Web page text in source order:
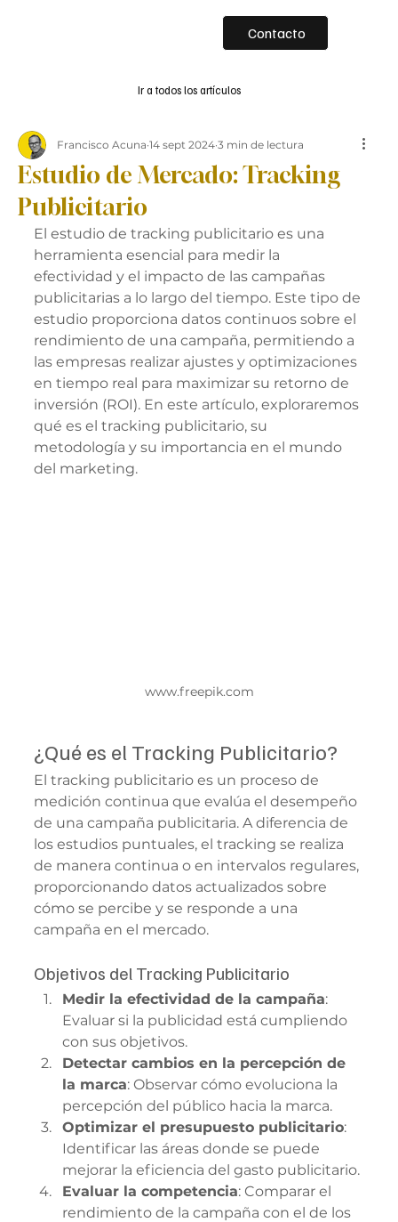
Contacto
Ir a todos los artículos
Estudio de Mercado: Tracking
Publicitario
Francisco Acuna 14 sept 2024 3 min de lectura
El estudio de tracking publicitario es una
herramienta esencial para medir la
efectividad y el impacto de las campañas
publicitarias a lo largo del tiempo. Este tipo de
estudio proporciona datos continuos sobre el
rendimiento de una campaña, permitiendo a
las empresas realizar ajustes y optimizaciones
en tiempo real para maximizar su retorno de
inversión (ROI). En este artículo, exploraremos
qué es el tracking publicitario, su
metodología y su importancia en el mundo
del marketing.
www.freepik.com
¿Qué es el Tracking Publicitario?
El tracking publicitario es un proceso de
medición continua que evalúa el desempeño
de una campaña publicitaria. A diferencia de
los estudios puntuales, el tracking se realiza
de manera continua o en intervalos regulares,
proporcionando datos actualizados sobre
cómo se percibe y se responde a una
campaña en el mercado.
Objetivos del Tracking Publicitario
Medir la efectividad de la campaña:
Evaluar si la publicidad está cumpliendo
con sus objetivos.
Detectar cambios en la percepción de
la marca: Observar cómo evoluciona la
percepción del público hacia la marca.
Optimizar el presupuesto publicitario:
Identificar las áreas donde se puede
mejorar la eficiencia del gasto publicitario.
Evaluar la competencia: Comparar el
rendimiento de la campaña con el de los